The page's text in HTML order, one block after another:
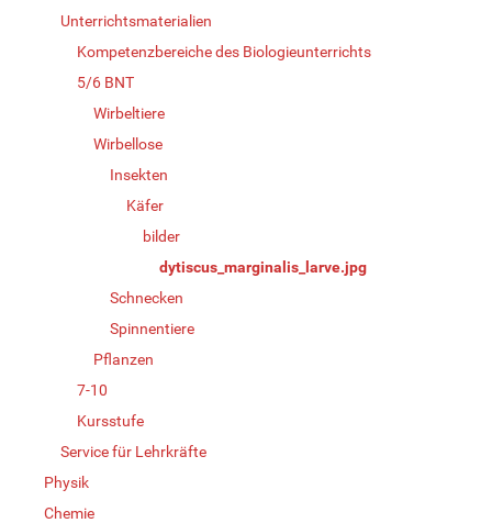
Unterrichtsmaterialien
Kompetenzbereiche des Biologieunterrichts
5/6 BNT
Wirbeltiere
Wirbellose
Insekten
Käfer
bilder
dytiscus_marginalis_larve.jpg
Schnecken
Spinnentiere
Pflanzen
7-10
Kursstufe
Service für Lehrkräfte
Physik
Chemie